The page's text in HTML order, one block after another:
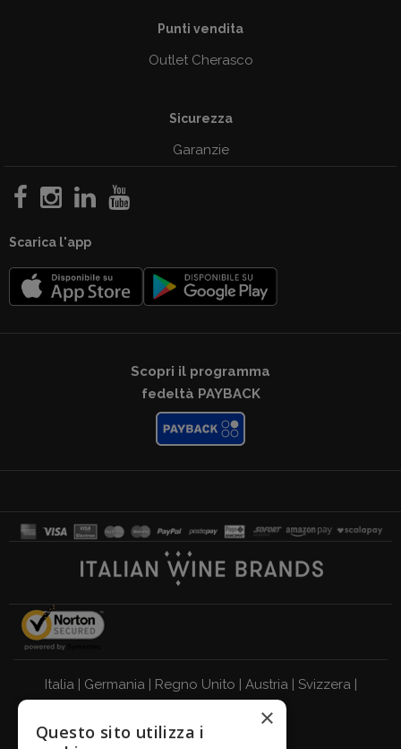
Punti vendita
Outlet Cherasco
Sicurezza
Garanzie
Scarica l'app
Scopri il programma
fedeltà PAYBACK
Italia| Germania| Regno Unito | Austria| Svizzera|
Belgio
BEVI RESPONSABILMENTE
×
Questo sito utilizza i